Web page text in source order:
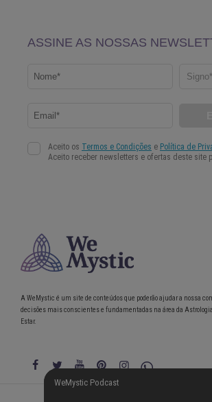
WeMystic Podcast
A WeMystic é um site de conteúdos que poderão ajudar a nossa
decisões mais conscientes e fundamentadas na área da
Estar.
WeMystic Podcast